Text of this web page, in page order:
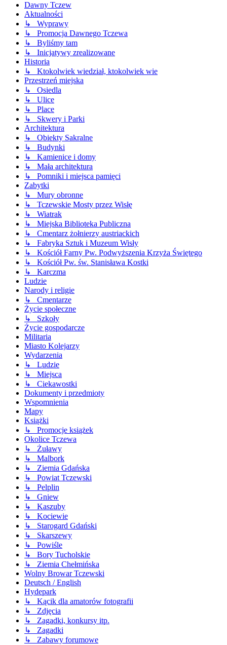
Dawny Tczew
Aktualności
↳ Wyprawy
↳ Promocja Dawnego Tczewa
↳ Byliśmy tam
↳ Inicjatywy zrealizowane
Historia
↳ Ktokolwiek wiedział, ktokolwiek wie
Przestrzeń miejska
↳ Osiedla
↳ Ulice
↳ Place
↳ Skwery i Parki
Architektura
↳ Obiekty Sakralne
↳ Budynki
↳ Kamienice i domy
↳ Mała architektura
↳ Pomniki i miejsca pamięci
Zabytki
↳ Mury obronne
↳ Tczewskie Mosty przez Wisłę
↳ Wiatrak
↳ Miejska Biblioteka Publiczna
↳ Cmentarz żołnierzy austriackich
↳ Fabryka Sztuk i Muzeum Wisły
↳ Kościół Farny Pw. Podwyższenia Krzyża Świętego
↳ Kościół Pw. św. Stanisława Kostki
↳ Karczma
Ludzie
Narody i religie
↳ Cmentarze
Życie społeczne
↳ Szkoły
Życie gospodarcze
Militaria
Miasto Kolejarzy
Wydarzenia
↳ Ludzie
↳ Miejsca
↳ Ciekawostki
Dokumenty i przedmioty
Wspomnienia
Mapy
Książki
↳ Promocje książek
Okolice Tczewa
↳ Żuławy
↳ Malbork
↳ Ziemia Gdańska
↳ Powiat Tczewski
↳ Pelplin
↳ Gniew
↳ Kaszuby
↳ Kociewie
↳ Starogard Gdański
↳ Skarszewy
↳ Powiśle
↳ Bory Tucholskie
↳ Ziemia Chełmińska
Wolny Browar Tczewski
Deutsch / English
Hydepark
↳ Kącik dla amatorów fotografii
↳ Zdjęcia
↳ Zagadki, konkursy itp.
↳ Zagadki
↳ Zabawy forumowe